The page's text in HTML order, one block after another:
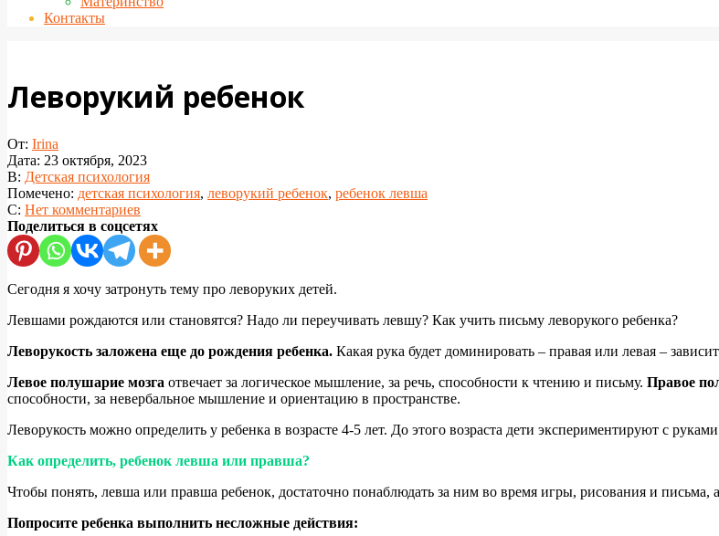
Контакты
Леворукий ребенок
От: Irina
Дата: 23 октября, 2023
В: Детская психология
Помечено: детская психология, леворукий ребенок, ребенок левша
С: Нет комментариев
Поделиться в соцсетях
Сегодня я хочу затронуть тему про леворуких детей.
Левшами рождаются или становятся? Надо ли переучивать левшу? Как учить письму леворукого ребенка?
Леворукость заложена еще до рождения ребенка. Какая рука будет доминировать – правая или левая –
Левое полушарие мозга отвечает за логическое мышление, за речь, способности к чтению и письму. Правое
способности, за невербальное мышление и ориентацию в пространстве.
Леворукость можно определить у ребенка в возрасте 4-5 лет. До этого возраста дети экспериментируют с
Как определить, ребенок левша или правша?
Чтобы понять, левша или правша ребенок, достаточно понаблюдать за ним во время игры, рисования и письма,
Попросите ребенка выполнить несложные действия: